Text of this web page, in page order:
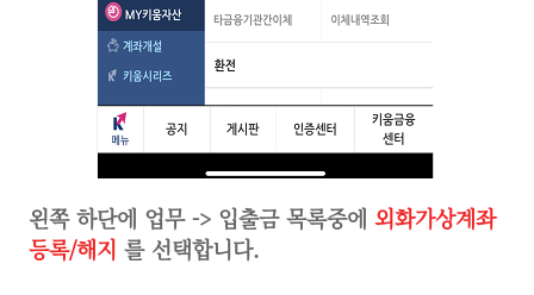
왼쪽 하단에 업무 -> 입출금 목록중에 외화가상계좌
등록/해지 를 선택합니다.